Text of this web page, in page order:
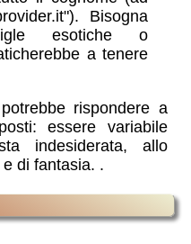
Bisogna
esotiche o
a tenere
rispondere a
essere variabile
indesiderata, allo
di fantasia. .